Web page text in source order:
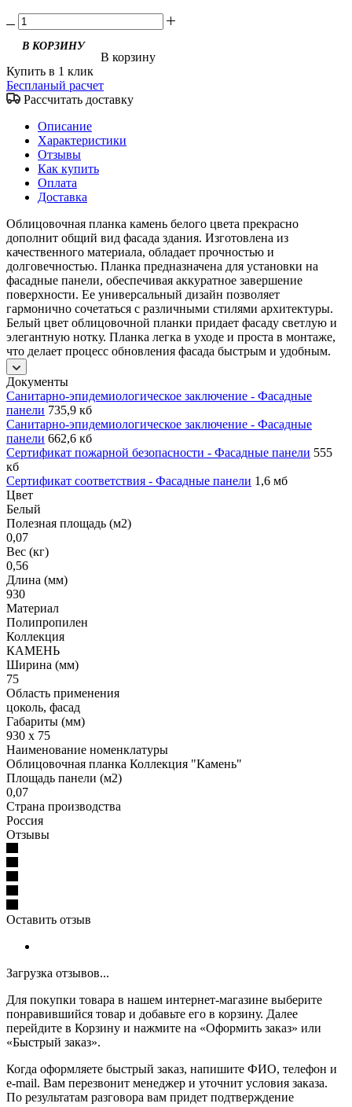
В корзину
Купить в 1 клик
Беспланый расчет
Рассчитать доставку
Описание
Характеристики
Отзывы
Как купить
Оплата
Доставка
Облицовочная планка камень белого цвета прекрасно
дополнит общий вид фасада здания. Изготовлена из
качественного материала, обладает прочностью и
долговечностью. Планка предназначена для установки на
фасадные панели, обеспечивая аккуратное завершение
поверхности. Ее универсальный дизайн позволяет
гармонично сочетаться с различными стилями архитектуры.
Белый цвет облицовочной планки придает фасаду светлую и
элегантную нотку. Планка легка в уходе и проста в монтаже,
что делает процесс обновления фасада быстрым и удобным.
Документы
Санитарно-эпидемиологическое заключение - Фасадные
панели 735,9 кб
Санитарно-эпидемиологическое заключение - Фасадные
панели 662,6 кб
Сертификат пожарной безопасности - Фасадные панели 555
кб
Сертификат соответствия - Фасадные панели 1,6 мб
Цвет
Белый
Полезная площадь (м2)
0,07
Вес (кг)
0,56
Длина (мм)
930
Материал
Полипропилен
Коллекция
КАМЕНЬ
Ширина (мм)
75
Область применения
цоколь, фасад
Габариты (мм)
930 x 75
Наименование номенклатуры
Облицовочная планка Коллекция "Камень"
Площадь панели (м2)
0,07
Страна производства
Россия
Отзывы
Оставить отзыв
Загрузка отзывов...
Для покупки товара в нашем интернет-магазине выберите
понравившийся товар и добавьте его в корзину. Далее
перейдите в Корзину и нажмите на «Оформить заказ» или
«Быстрый заказ».
Когда оформляете быстрый заказ, напишите ФИО, телефон и
e-mail. Вам перезвонит менеджер и уточнит условия заказа.
По результатам разговора вам придет подтверждение